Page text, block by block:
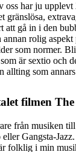
har ju
gränslösa,
att gå in i den
rolig
som normer.
är sextio och
allting som
filmen
från musiken
Gangsta-
folklig i min